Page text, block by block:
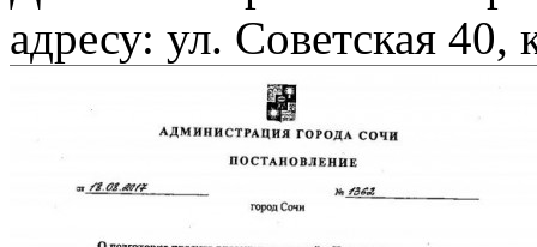
адресу: ул. Советская 40,